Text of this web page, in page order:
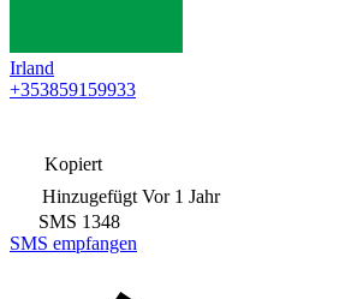
Irland
+353859159933
Kopiert
Hinzugefügt Vor 1 Jahr
SMS 1348
SMS empfangen